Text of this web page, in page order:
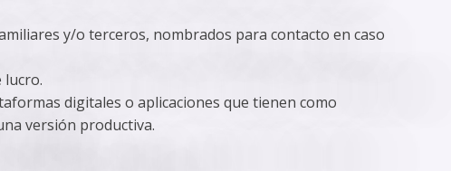
y/o terceros, nombrados para contacto en caso
lucro.
digitales o aplicaciones que tienen como
versión productiva.